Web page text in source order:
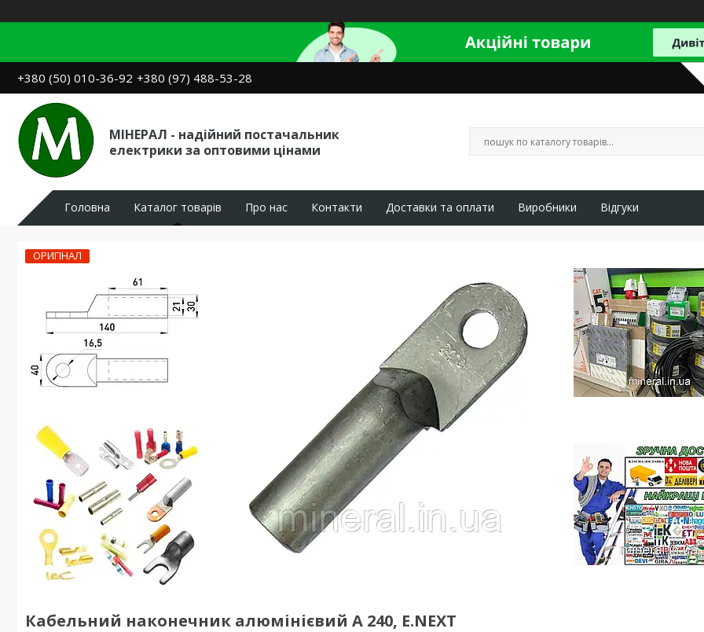
+380 (50) 010-36-92 +380 (97) 488-53-28
МІНЕРАЛ - надійний постачальник
електрики за оптовими цінами
Головна Каталог товарів Про нас Контакти Доставки та оплати Виробники Відгуки
ОРИГІНАЛ
Кабельний наконечник алюмінієвий А 240, E.NEXT